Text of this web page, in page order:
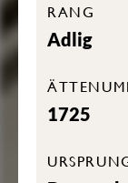
RANG
Adlig
1725